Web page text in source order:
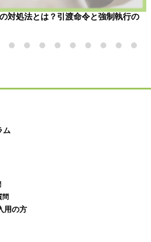
対処法とは？引渡命令と強制執行の
ム
問
用の方